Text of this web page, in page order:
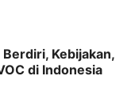
Kebijakan,
di Indonesia